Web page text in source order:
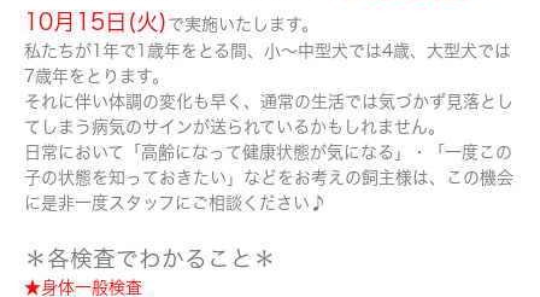
10月15日(火) で実施いたします。
私たちが1年で1歳年をとる間、小～中型犬では4歳、大型犬では
7歳年をとります。
それに伴い体調の変化も早く、通常の生活では気づかず見落とし
てしまう病気のサインが送られているかもしれません。
日常において「高齢になって健康状態が気になる」・「一度この
子の状態を知っておきたい」などをお考えの飼主様は、この機会
に是非一度スタッフにご相談ください♪
＊各検査でわかること＊
★身体一般検査